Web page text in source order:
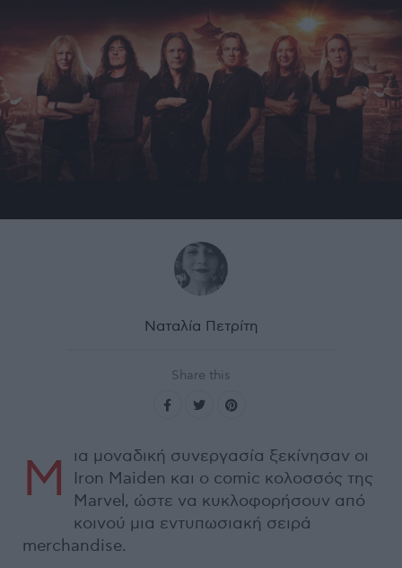
Ναταλία Πετρίτη
Share this
Μ
ια μοναδική συνεργασία ξεκίνησαν οι
Iron Maiden και ο comic κολοσσός της
Marvel, ώστε να κυκλοφορήσουν από
κοινού μια εντυπωσιακή σειρά
merchandise.